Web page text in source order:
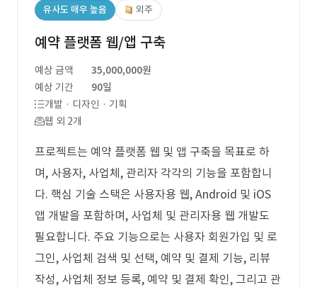
유사도 매우 높음 외주
예약 플랫폼 웹/앱 구축
예상 금액
35,000,000원
예상 기간
90일
개발 · 디자인 · 기획
웹 외 2개
프로젝트는 예약 플랫폼 웹 및 앱 구축을 목표로 하
며, 사용자, 사업체, 관리자 각각의 기능을 포함합니
다. 핵심 기술 스택은 사용자용 웹, Android 및 iOS
앱 개발을 포함하며, 사업체 및 관리자용 웹 개발도
필요합니다. 주요 기능으로는 사용자 회원가입 및 로
그인, 사업체 검색 및 선택, 예약 및 결제 기능, 리뷰
작성, 사업체 정보 등록, 예약 및 결제 확인, 그리고 관